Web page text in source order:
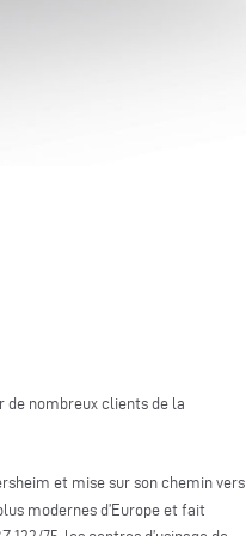
de nombreux clients de la
et mise sur son chemin vers
modernes d’Europe et fait